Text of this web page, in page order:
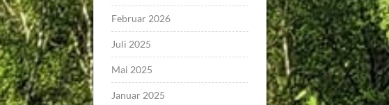
Februar 2026
Juli 2025
Mai 2025
Januar 2025